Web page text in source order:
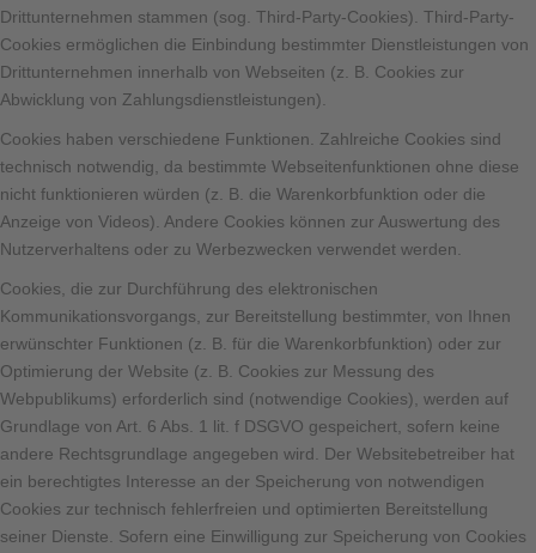
Drittunternehmen stammen (sog. Third-Party-Cookies). Third-Party-
Cookies ermöglichen die Einbindung bestimmter Dienstleistungen von
Drittunternehmen innerhalb von Webseiten (z. B. Cookies zur
Abwicklung von Zahlungsdienstleistungen).
Cookies haben verschiedene Funktionen. Zahlreiche Cookies sind
technisch notwendig, da bestimmte Webseitenfunktionen ohne diese
nicht funktionieren würden (z. B. die Warenkorbfunktion oder die
Anzeige von Videos). Andere Cookies können zur Auswertung des
Nutzerverhaltens oder zu Werbezwecken verwendet werden.
Cookies, die zur Durchführung des elektronischen
Kommunikationsvorgangs, zur Bereitstellung bestimmter, von Ihnen
erwünschter Funktionen (z. B. für die Warenkorbfunktion) oder zur
Optimierung der Website (z. B. Cookies zur Messung des
Webpublikums) erforderlich sind (notwendige Cookies), werden auf
Grundlage von Art. 6 Abs. 1 lit. f DSGVO gespeichert, sofern keine
andere Rechtsgrundlage angegeben wird. Der Websitebetreiber hat
ein berechtigtes Interesse an der Speicherung von notwendigen
Cookies zur technisch fehlerfreien und optimierten Bereitstellung
seiner Dienste. Sofern eine Einwilligung zur Speicherung von Cookies